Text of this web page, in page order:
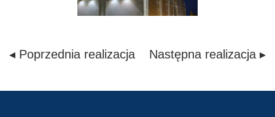
◂ Poprzednia realizacja Następna realizacja ▸